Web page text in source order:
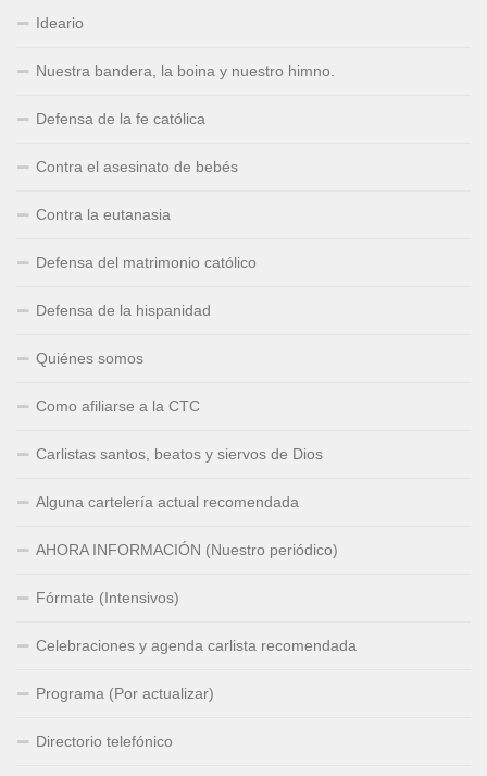
Ideario
Nuestra bandera, la boina y nuestro himno.
Defensa de la fe católica
Contra el asesinato de bebés
Contra la eutanasia
Defensa del matrimonio católico
Defensa de la hispanidad
Quiénes somos
Como afiliarse a la CTC
Carlistas santos, beatos y siervos de Dios
Alguna cartelería actual recomendada
AHORA INFORMACIÓN (Nuestro periódico)
Fórmate (Intensivos)
Celebraciones y agenda carlista recomendada
Programa (Por actualizar)
Directorio telefónico